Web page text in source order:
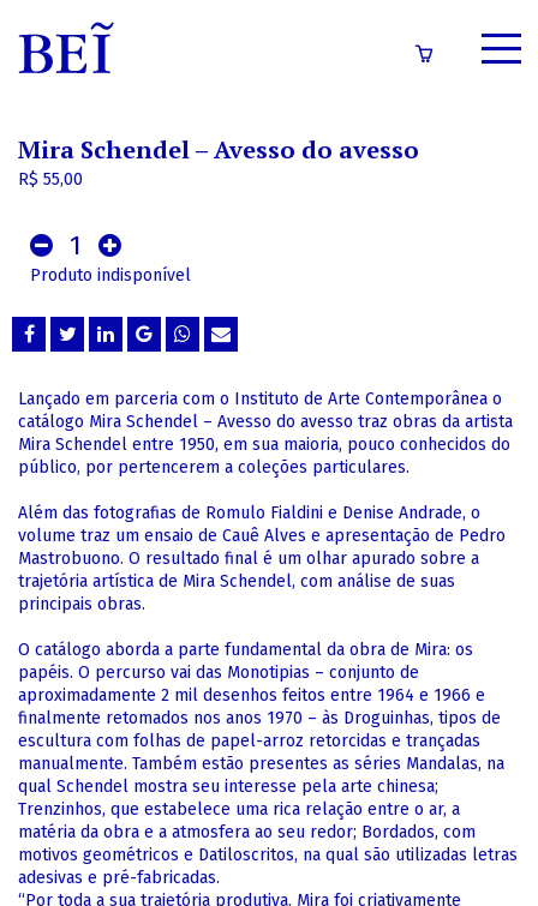
CATÁLOGO
Mira Schendel – Avesso do avesso
R$ 55,00
1
Produto indisponível
Lançado em parceria com o Instituto de Arte Contemporânea o
catálogo Mira Schendel – Avesso do avesso traz obras da artista
Mira Schendel entre 1950, em sua maioria, pouco conhecidos do
público, por pertencerem a coleções particulares.
Além das fotografias de Romulo Fialdini e Denise Andrade, o
volume traz um ensaio de Cauê Alves e apresentação de Pedro
Mastrobuono. O resultado final é um olhar apurado sobre a
trajetória artística de Mira Schendel, com análise de suas
principais obras.
O catálogo aborda a parte fundamental da obra de Mira: os
papéis. O percurso vai das Monotipias – conjunto de
aproximadamente 2 mil desenhos feitos entre 1964 e 1966 e
finalmente retomados nos anos 1970 – às Droguinhas, tipos de
escultura com folhas de papel-arroz retorcidas e trançadas
manualmente. Também estão presentes as séries Mandalas, na
qual Schendel mostra seu interesse pela arte chinesa;
Trenzinhos, que estabelece uma rica relação entre o ar, a
matéria da obra e a atmosfera ao seu redor; Bordados, com
motivos geométricos e Datiloscritos, na qual são utilizadas letras
adesivas e pré-fabricadas.
“Por toda a sua trajetória produtiva, Mira foi criativamente